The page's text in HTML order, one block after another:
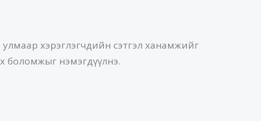
хэрэглэгчдийн сэтгэл ханамжийг
боломжыг нэмэгдүүлнэ.